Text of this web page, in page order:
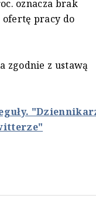
oznacza brak
ofertę pracy do
zgodnie z ustawą